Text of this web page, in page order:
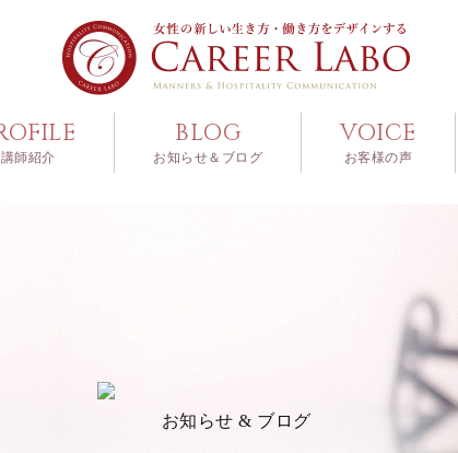
講師紹介
BLOG
お知らせ＆ブログ
VOICE
お客様の声
お知らせ & ブログ